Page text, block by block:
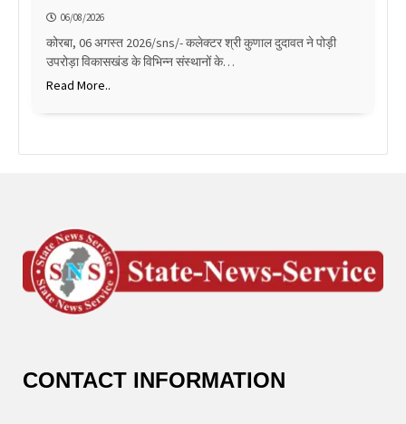
06/08/2026
कोरबा, 06 अगस्त 2026/sns/- कलेक्टर श्री कुणाल दुदावत ने पोड़ी
उपरोड़ा विकासखंड के विभिन्न संस्थानों के…
Read More..
CONTACT INFORMATION